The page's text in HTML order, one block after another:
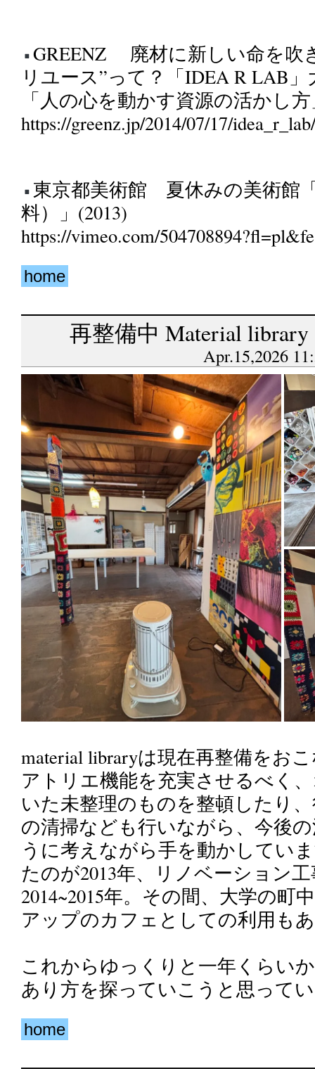
GREENZ 廃材に新しい命を吹
リユース”って？「IDEA R LAB
「人の心を動かす資源の活かし方
https://greenz.jp/2014/07/17/idea_r_lab/
東京都美術館 夏休みの美術館
料）」(2013)
https://vimeo.com/
home
再整備中 Material
Apr.15,2026
material libraryは現在再整備をお
アトリエ機能を充実させるべく
いた未整理のものを整頓したり
の清掃なども行いながら、今後
うに考えながら手を動かしてい
たのが2013年、リノベーション
2014~2015年。その間、大学の町
アップのカフェとしての利用も
これからゆっくりと一年くらい
あり方を探っていこうと思って
home